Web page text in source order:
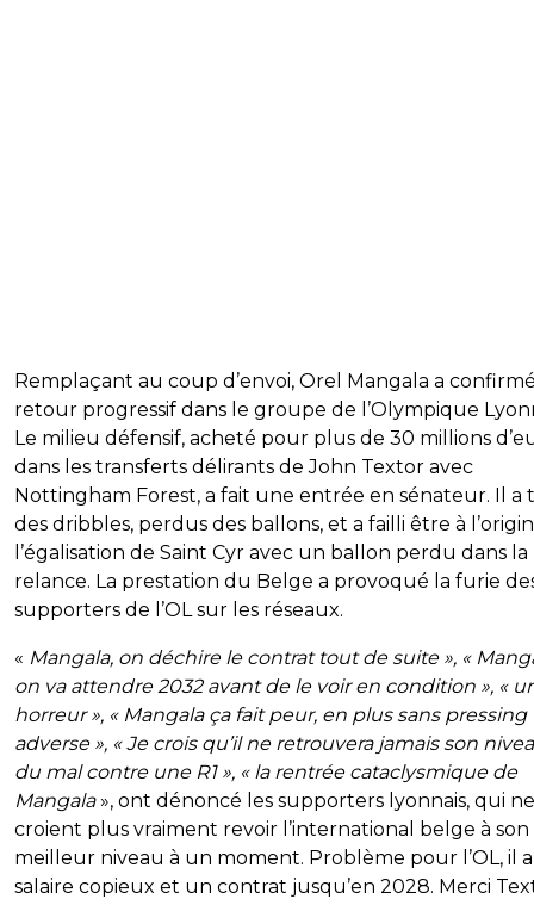
Remplaçant au coup d’envoi, Orel Mangala a
retour progressif dans le groupe de l’Olympique
Le milieu défensif, acheté pour plus de 30 millions
dans les transferts délirants de John Textor avec
Nottingham Forest, a fait une entrée en sénateur. Il a
des dribbles, perdus des ballons, et a failli être à
l’égalisation de Saint Cyr avec un ballon perdu dans la
relance. La prestation du Belge a provoqué la furie
supporters de l’OL sur les réseaux.
« Mangala, on déchire le contrat tout de suite », «
on va attendre 2032 avant de le voir en condition », «
horreur », « Mangala ça fait peur, en plus sans pressing
adverse », « Je crois qu’il ne retrouvera jamais son
du mal contre une R1 », « la rentrée cataclysmique de
Mangala», ont dénoncé les supporters lyonnais, qui ne
croient plus vraiment revoir l’international belge à son
meilleur niveau à un moment. Problème pour l’OL, il
salaire copieux et un contrat jusqu’en 2028. Merci